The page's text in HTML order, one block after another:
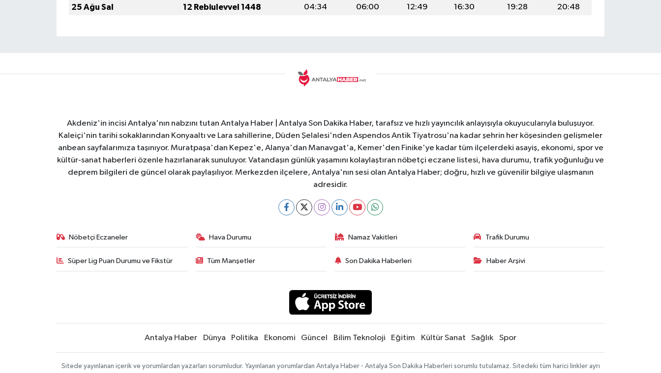
25 Ağu Sal
12 Rebiulevvel 1448 04:34 06:00 12:49 16:30 19:28 20:48
Akdeniz'in incisi Antalya'nın nabzını tutan Antalya Haber | Antalya Son Dakika Haber, tarafsız ve hızlı yayıncılık anlayışıyla okuyucularıyla buluşuyor.
Kaleiçi'nin tarihi sokaklarından Konyaaltı ve Lara sahillerine, Düden Şelalesi'nden Aspendos Antik Tiyatrosu'na kadar şehrin her köşesinden gelişmeler
anbean sayfalarımıza taşınıyor. Muratpaşa'dan Kepez'e, Alanya'dan Manavgat'a, Kemer'den Finike'ye kadar tüm ilçelerdeki asayiş, ekonomi, spor ve
kültür-sanat haberleri özenle hazırlanarak sunuluyor. Vatandaşın günlük yaşamını kolaylaştıran nöbetçi eczane listesi, hava durumu, trafik yoğunluğu ve
deprem bilgileri de güncel olarak paylaşılıyor. Merkezden ilçelere, Antalya'nın sesi olan Antalya Haber; doğru, hızlı ve güvenilir bilgiye ulaşmanın
adresidir.
Nöbetçi Eczaneler Hava Durumu Namaz Vakitleri Trafik Durumu
Süper Lig Puan Durumu ve Fikstür Tüm Manşetler Son Dakika Haberleri Haber Arşivi
Antalya Haber Dünya Politika Ekonomi Güncel Bilim Teknoloji Eğitim Kültür Sanat Sağlık Spor
Sitede yayınlanan içerik ve yorumlardan yazarları sorumludur. Yayınlanan yorumlardan Antalya Haber - Antalya Son Dakika Haberleri sorumlu tutulamaz. Sitedeki tüm harici linkler ayrı